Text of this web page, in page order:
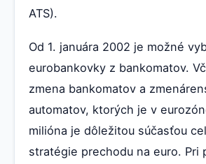
ATS).
Od 1. januára 2002 je možné
eurobankovky z bankomatov.
zmena bankomatov a
automatov, ktorých je v
milióna je dôležitou súčasťou
stratégie prechodu na euro. Pri